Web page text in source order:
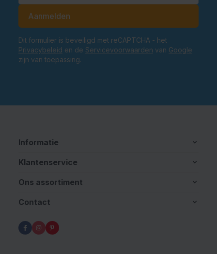
Aanmelden
Dit formulier is beveiligd met reCAPTCHA - het
Privacybeleid en de Servicevoorwaarden van Google
zijn van toepassing.
Informatie
Klantenservice
Ons assortiment
Contact